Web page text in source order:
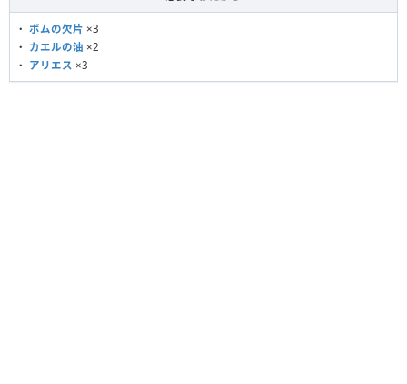
・ ボムの欠片 ×3
・ カエルの油 ×2
・ アリエス ×3